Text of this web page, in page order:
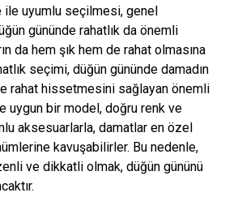
ile uyumlu seçilmesi, genel
gününde rahatlık da önemli
da hem şık hem de rahat olmasına
seçimi, düğün gününde damadın
rahat hissetmesini sağlayan önemli
uygun bir model, doğru renk ve
aksesuarlarla, damatlar en özel
kavuşabilirler. Bu nedenle,
ve dikkatli olmak, düğün gününü